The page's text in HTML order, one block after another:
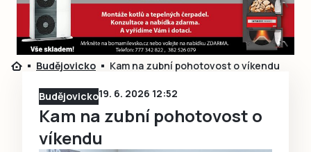
Přihlásit se
Přihlásit se přes Facebook
Ještě nemám účet, chci se
Čtenáři píší
Speciální přílohy
Inzerce
Budějovicko Kam na zubní pohotovost o víkendu
Budějovicko19. 6. 2026 12:52
Kam na zubní pohotovost o
víkendu